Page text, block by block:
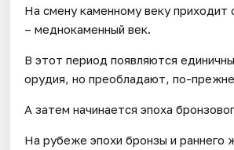
На смену каменному веку приходит
– меднокаменный век.
В этот период появляются
орудия, но преобладают, по-
А затем начинается эпоха
На рубеже эпохи бронзы и раннего